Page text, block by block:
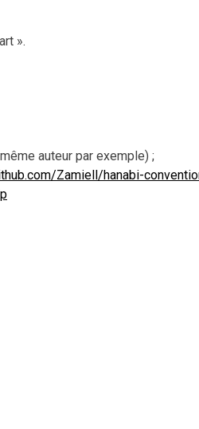
».
auteur par exemple) ;
Zamiell/hanabi-